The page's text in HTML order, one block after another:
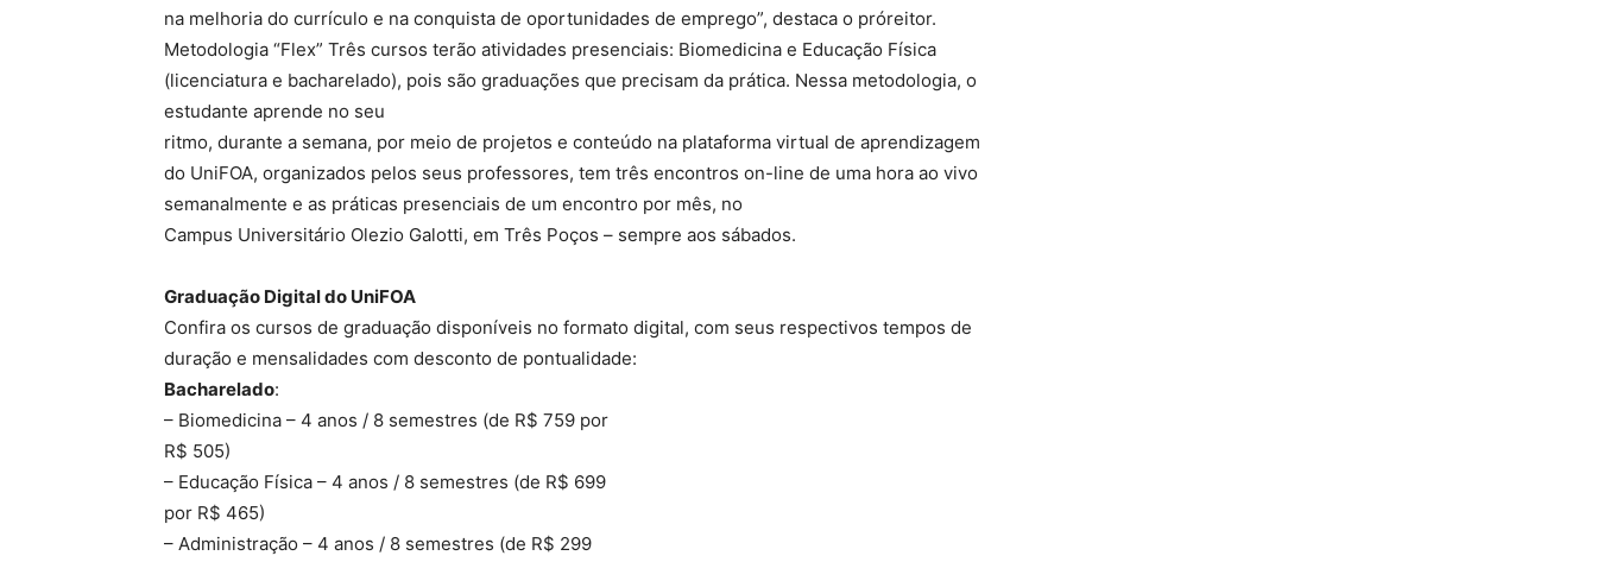
na melhoria do currículo e na conquista de oportunidades de emprego”, destaca o próreitor.
Metodologia “Flex” Três cursos terão atividades presenciais: Biomedicina e Educação Física
(licenciatura e bacharelado), pois são graduações que precisam da prática. Nessa metodologia, o
estudante aprende no seu
ritmo, durante a semana, por meio de projetos e conteúdo na plataforma virtual de aprendizagem
do UniFOA, organizados pelos seus professores, tem três encontros on-line de uma hora ao vivo
semanalmente e as práticas presenciais de um encontro por mês, no
Campus Universitário Olezio Galotti, em Três Poços – sempre aos sábados.
Graduação Digital do UniFOA
Confira os cursos de graduação disponíveis no formato digital, com seus respectivos tempos de
duração e mensalidades com desconto de pontualidade:
Bacharelado:
– Biomedicina – 4 anos / 8 semestres (de R$ 759 por
R$ 505)
– Educação Física – 4 anos / 8 semestres (de R$ 699
por R$ 465)
– Administração – 4 anos / 8 semestres (de R$ 299